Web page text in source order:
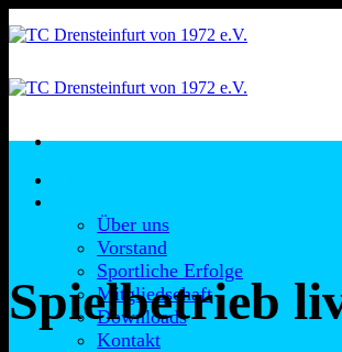
Inhalt
Über uns
Vorstand
Sportliche Erfolge
Mitgliedschaft
Downloads
Kontakt
Spielbetrieb